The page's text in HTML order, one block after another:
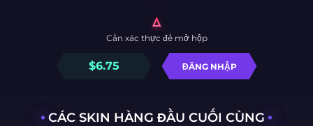
$6.75 ĐĂNG NHẬP
Cần xác thực để mở hộp
CÁC SKIN HÀNG ĐẦU CUỐI CÙNG